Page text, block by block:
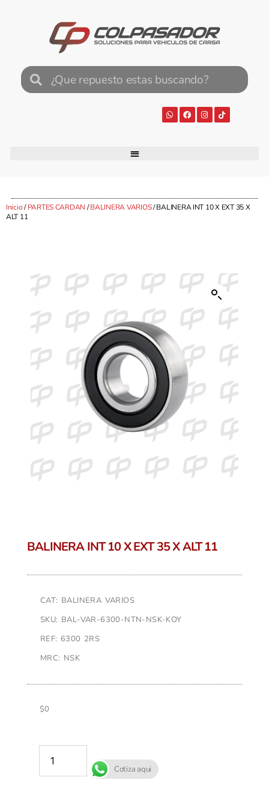
Inicio/PARTES CARDAN /BALINERA VARIOS/ BALINERA INT 10 X EXT 35 X
ALT 11
BALINERA INT 10 X EXT 35 X ALT 11
CAT: BALINERA VARIOS
SKU: BAL-VAR-6300-NTN-NSK-KOY
REF: 6300 2RS
MRC: NSK
$0
Cotiza aqui